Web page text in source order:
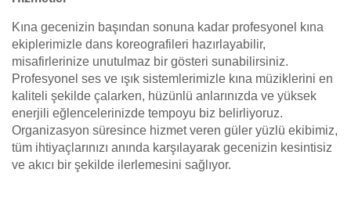
Kına gecenizin başından sonuna kadar profesyonel kına
ekiplerimizle dans koreografileri hazırlayabilir,
misafirlerinize unutulmaz bir gösteri sunabilirsiniz.
Profesyonel ses ve ışık sistemlerimizle kına müziklerini en
kaliteli şekilde çalarken, hüzünlü anlarınızda ve yüksek
enerjili eğlencelerinizde tempoyu biz belirliyoruz.
Organizasyon süresince hizmet veren güler yüzlü ekibimiz,
tüm ihtiyaçlarınızı anında karşılayarak gecenizin kesintisiz
ve akıcı bir şekilde ilerlemesini sağlıyor.